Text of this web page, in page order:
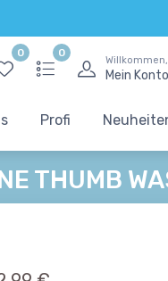
0 0
Mein Konto
Profi
THUMB